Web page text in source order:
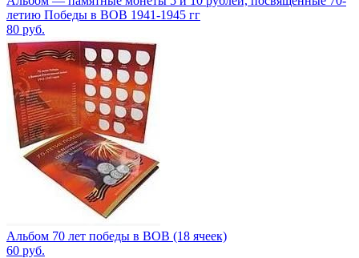
летию Победы в ВОВ 1941-1945 гг
80 руб.
Альбом 70 лет победы в ВОВ (18 ячеек)
60 руб.